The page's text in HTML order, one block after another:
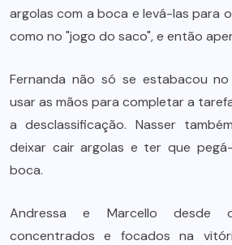
argolas com a boca e levá-las para
como no "jogo do saco", e então
Fernanda não só se estabacou
usar as mãos para completar a
a desclassificação. Nasser
deixar cair argolas e ter que
boca.
Andressa e Marcello desde
concentrados e focados na